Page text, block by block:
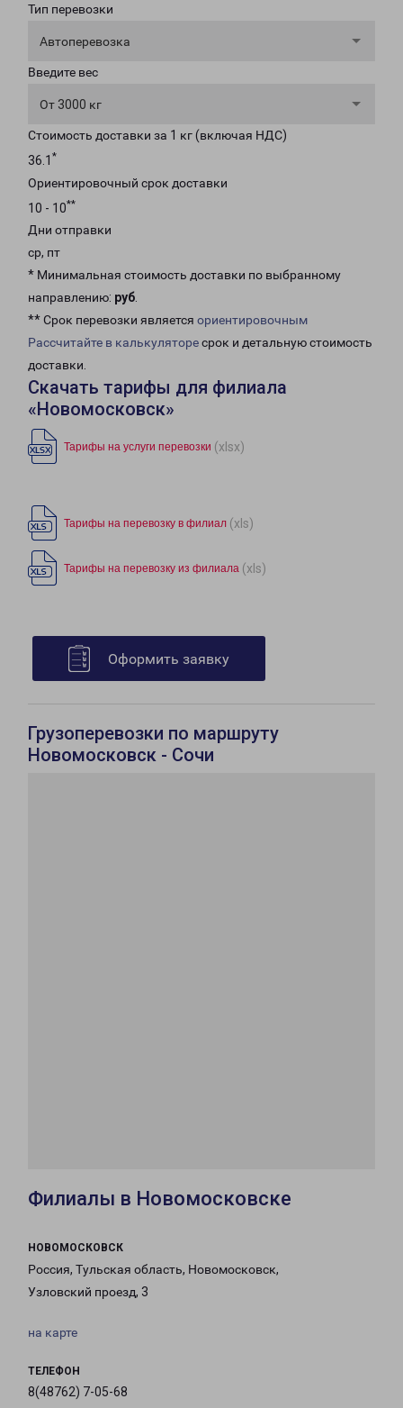
Тип перевозки
Автоперевозка
Введите вес
От 3000 кг
Стоимость доставки за 1 кг (включая НДС)
36.1 *
Ориентировочный срок доставки
10 - 10**
Дни отправки
ср, пт
* Минимальная стоимость доставки по выбранному
направлению: руб.
** Срок перевозки является ориентировочным
Рассчитайте в калькуляторесрок и детальную стоимость
доставки.
Скачать тарифы для филиала
«Новомосковск»
Тарифы на услуги перевозки (xlsx)
Тарифы на перевозку в филиал (xls)
Тарифы на перевозку из филиала (xls)
Оформить заявку
Грузоперевозки по маршруту
Новомосковск - Сочи
Филиалы в Новомосковске
НОВОМОСКОВСК
Россия, Тульская область, Новомосковск,
Узловский проезд, 3
на карте
ТЕЛЕФОН
8(48762) 7-05-68